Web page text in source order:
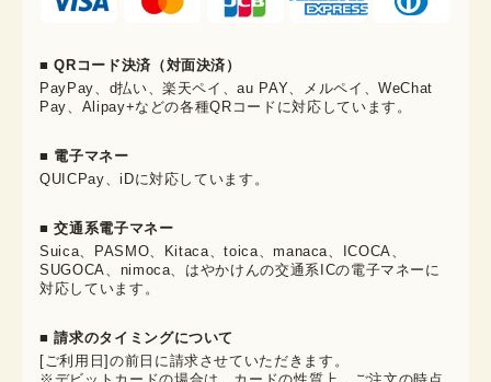
■ QRコード決済（対面決済）
PayPay、d払い、楽天ペイ、au PAY、メルペイ、WeChat
Pay、Alipay+などの各種QRコードに対応しています。
■ 電子マネー
QUICPay、iDに対応しています。
■ 交通系電子マネー
Suica、PASMO、Kitaca、toica、manaca、ICOCA、
SUGOCA、nimoca、はやかけんの交通系ICの電子マネーに
対応しています。
■ 請求のタイミングについて
[ご利用日]の前日に請求させていただきます。